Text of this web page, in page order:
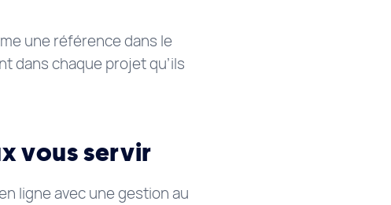
une référence dans le
dans chaque projet qu’ils
vous servir
ligne avec une gestion au